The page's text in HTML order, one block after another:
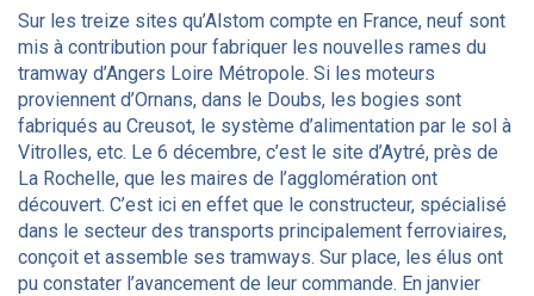
Sur les treize sites qu’Alstom compte en France, neuf sont
mis à contribution pour fabriquer les nouvelles rames du
tramway d’Angers Loire Métropole. Si les moteurs
proviennent d’Ornans, dans le Doubs, les bogies sont
fabriqués au Creusot, le système d’alimentation par le sol à
Vitrolles, etc. Le 6 décembre, c’est le site d’Aytré, près de
La Rochelle, que les maires de l’agglomération ont
découvert. C’est ici en effet que le constructeur, spécialisé
dans le secteur des transports principalement ferroviaires,
conçoit et assemble ses tramways. Sur place, les élus ont
pu constater l’avancement de leur commande. En janvier